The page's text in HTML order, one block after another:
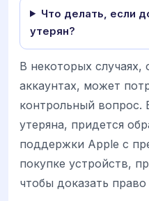
Что делать, если
утерян?
В некоторых случаях,
аккаунтах, может
контрольный вопрос.
утеряна, придется
поддержки Apple с
покупке устройств,
чтобы доказать право